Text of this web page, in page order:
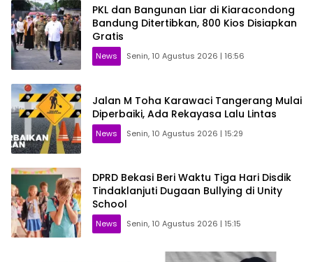
PKL dan Bangunan Liar di Kiaracondong
Bandung Ditertibkan, 800 Kios Disiapkan
Gratis
News Senin, 10 Agustus 2026 | 16:56
Jalan M Toha Karawaci Tangerang Mulai
Diperbaiki, Ada Rekayasa Lalu Lintas
News Senin, 10 Agustus 2026 | 15:29
DPRD Bekasi Beri Waktu Tiga Hari Disdik
Tindaklanjuti Dugaan Bullying di Unity
School
News Senin, 10 Agustus 2026 | 15:15